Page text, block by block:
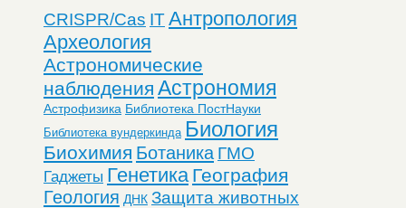
CRISPR/Cas ITАнтропология
Археология
Астрономические
наблюдения Астрономия
Астрофизика Библиотека ПостНауки
Библиотека вундеркинда Биология
Биохимия Ботаника ГМО
Гаджеты Генетика География
Геология ДНК Защита животных